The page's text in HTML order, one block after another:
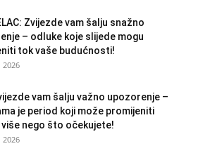
Zvijezde vam šalju snažno
– odluke koje slijede mogu
tok vaše budućnosti!
2026
vam šalju važno upozorenje –
je period koji može promijeniti
nego što očekujete!
2026